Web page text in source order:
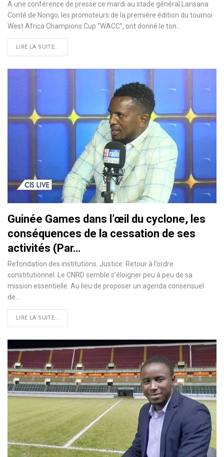
A une conférence de presse ce mardi au stade général Lansana
Conté de Nongo, les promoteurs de la première édition du tournoi
West Africa Champions Cup ‘’WACC’’, ont donné le ton…
LIRE LA SUITE...
Guinée Games dans l’œil du cyclone, les
conséquences de la cessation de ses
activités (Par…
Refondation des institutions. Justice. Retour à l’ordre
constitutionnel. Le CNRD semble s’éloigner peu à peu de sa
mission essentielle. Au lieu de proposer un agenda consensuel
de…
LIRE LA SUITE...